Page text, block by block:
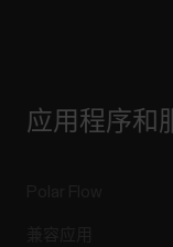
应用程序和